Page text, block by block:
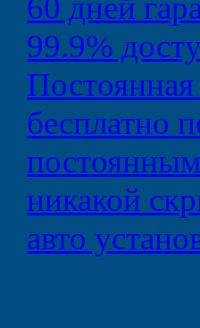
60 дней
99.9%
Постоянная
бесплатно
никакой
авто